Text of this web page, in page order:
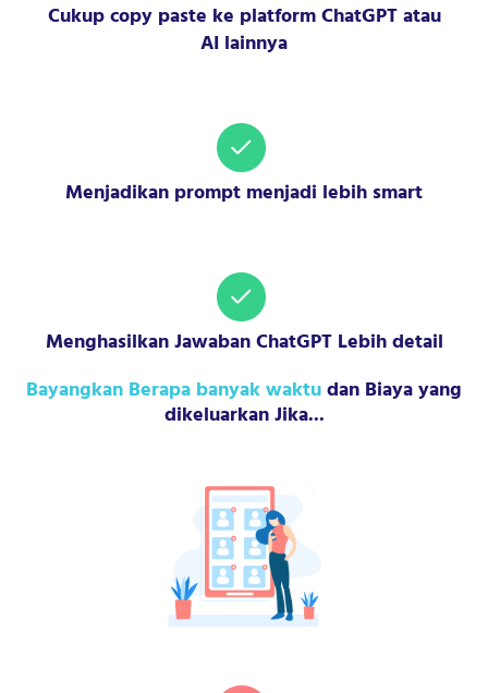
Cukup copy paste ke platform ChatGPT atau
AI lainnya
Menjadikan prompt menjadi lebih smart
Menghasilkan Jawaban ChatGPT Lebih detail
Bayangkan Berapa banyak waktudan Biaya yang
dikeluarkan Jika...